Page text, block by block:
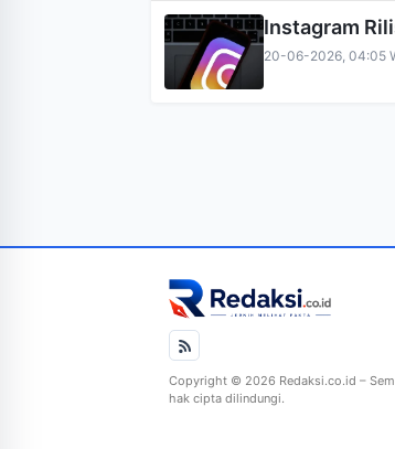
Instagram
20-06-2026, 04:05
Copyright © 2026 Redaksi.co.id –
hak cipta dilindungi.